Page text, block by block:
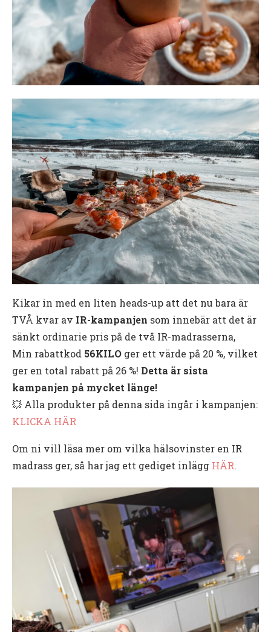
Kikar in med en liten heads-up att det nu bara är
TVÅ kvar av IR-kampanjen som innebär att det är
sänkt ordinarie pris på de två IR-madrasserna,
Min rabattkod 56KILO ger ett värde på 20 %, vilket
ger en total rabatt på 26 %! Detta är sista
kampanjen på mycket länge!
💥 Alla produkter på denna sida ingår i kampanjen:
KLICKA HÄR
Om ni vill läsa mer om vilka hälsovinster en IR
madrass ger, så har jag ett gediget inlägg HÄR.